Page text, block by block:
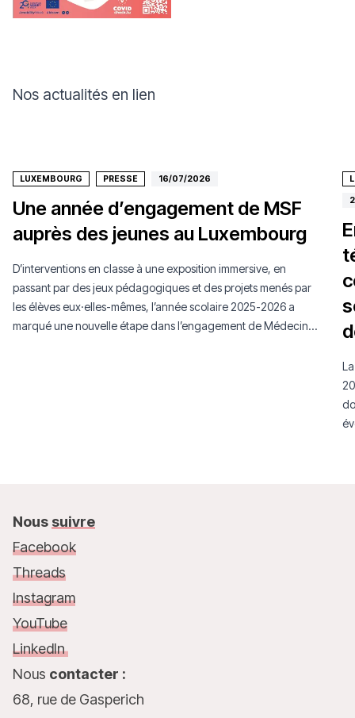
Nos actualités en lien
LUXEMBOURG PRESSE 16/07/2026
Une année d’engagement de MSF
auprès des jeunes au Luxembourg
D’interventions en classe à une exposition immersive, en
passant par des jeux pédagogiques et des projets menés par
les élèves eux·elles-mêmes, l’année scolaire 2025-2026 a
marqué une nouvelle étape dans l’engagement de Médecins
Nous suivre
Facebook
Threads
Instagram
YouTube
LinkedIn
Nous contacter :
68, rue de Gasperich